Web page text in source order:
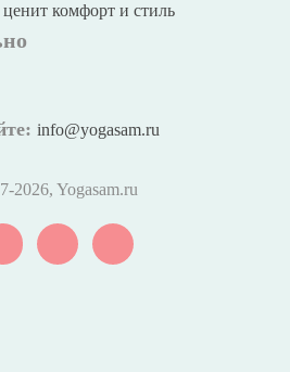
комфорт и стиль
info@yogasam.ru
-2026, Yogasam.ru